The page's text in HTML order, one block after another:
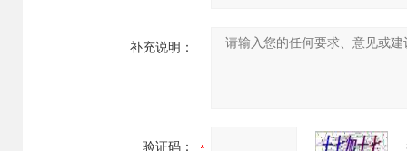
补充说明：
验证码：